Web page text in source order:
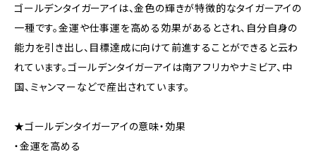
ゴールデンタイガーアイは、金色の輝きが特徴的なタイガーアイの
一種です。金運や仕事運を高める効果があるとされ、自分自身の
能力を引き出し、目標達成に向けて前進することができると云わ
れています。ゴールデンタイガーアイは南アフリカやナミビア、中
国、ミャンマーなどで産出されています。
★ゴールデンタイガーアイの意味・効果
・金運を高める